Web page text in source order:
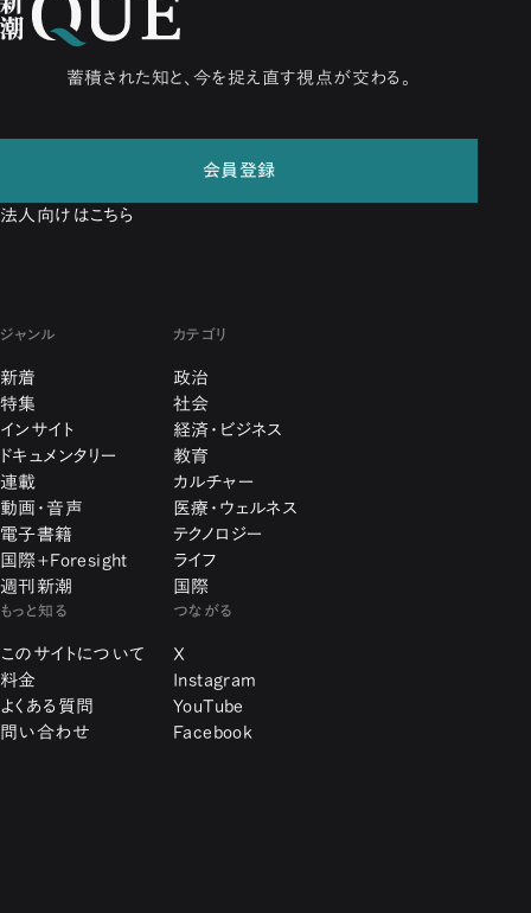
蓄積された知と、今を捉え直す視点が交わる。
会員登録
法人向けはこちら
ジャンル
新着
特集
インサイト
ドキュメンタリー
連載
動画・音声
電子書籍
国際+Foresight
週刊新潮
カテゴリ
政治
社会
経済・ビジネス
教育
カルチャー
医療・ウェルネス
テクノロジー
ライフ
国際
もっと知る
このサイトについて
料金
よくある質問
問い合わせ
つながる
X
Instagram
YouTube
Facebook